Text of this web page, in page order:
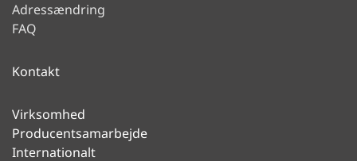
Adressændring
FAQ
Kontakt
Virksomhed
Producentsamarbejde
Internationalt